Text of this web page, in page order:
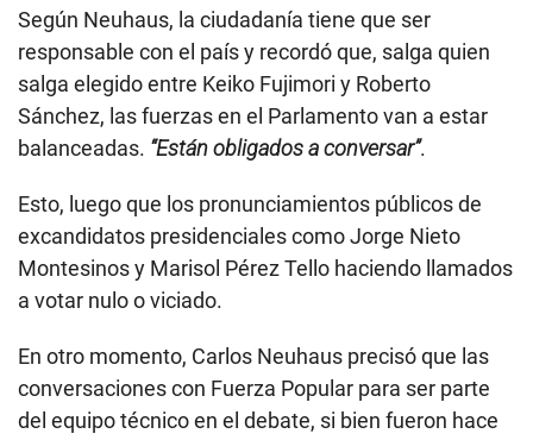
Según Neuhaus, la ciudadanía tiene que ser
responsable con el país y recordó que, salga quien
salga elegido entre Keiko Fujimori y Roberto
Sánchez, las fuerzas en el Parlamento van a estar
balanceadas. “Están obligados a conversar”.
Esto, luego que los pronunciamientos públicos de
excandidatos presidenciales como Jorge Nieto
Montesinos y Marisol Pérez Tello haciendo llamados
a votar nulo o viciado.
En otro momento, Carlos Neuhaus precisó que las
conversaciones con Fuerza Popular para ser parte
del equipo técnico en el debate, si bien fueron hace